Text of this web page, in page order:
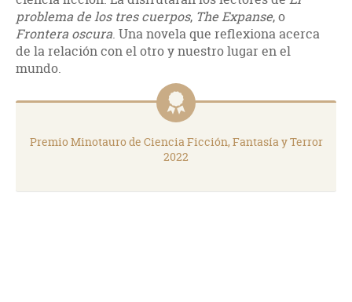
problema de los tres cuerpos, The Expanse, o
Frontera oscura. Una novela que reflexiona acerca
de la relación con el otro y nuestro lugar en el
mundo.
Premio Minotauro de Ciencia Ficción, Fantasía y Terror
2022